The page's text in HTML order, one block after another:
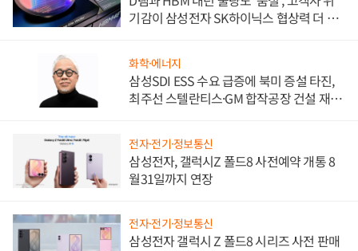
기감이 삼성전자 SK하이닉스 협상력 더 키
화학·에너지
삼성SDI ESS 수요 급증에 북미 증설 타진,
최주선 스텔란티스·GM 합작공장 건설 재추
전자·전기·정보통신
삼성전자, 갤럭시Z 폴드8 사전예약 개통 8
월31일까지 연장
전자·전기·정보통신
삼성전자 갤럭시 Z 폴드8 시리즈 사전 판매